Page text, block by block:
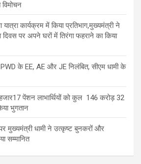
विमोचन
कार्यक्रम में किया प्रतिभाग,मुख्यमंत्री ने
दिवस पर अपने घरों में तिरंगा फहराने का किया
PWD के EE, AE और JE निलंबित, सीएम धामी के
पेंशन लाभार्थियों को कुल 146 करोड़ 32
भुगतान
मुख्यमंत्री धामी ने उत्कृष्ट बुनकरों और
सम्मानित